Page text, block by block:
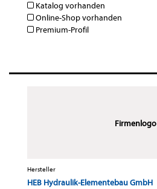
Katalog vorhanden
Online-Shop vorhanden
Premium-Profil
Firmenlogo
Hersteller
HEB Hydraulik-Elementebau GmbH